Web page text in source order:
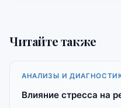
Читайте также
АНАЛИЗЫ И
Влияние стресса на